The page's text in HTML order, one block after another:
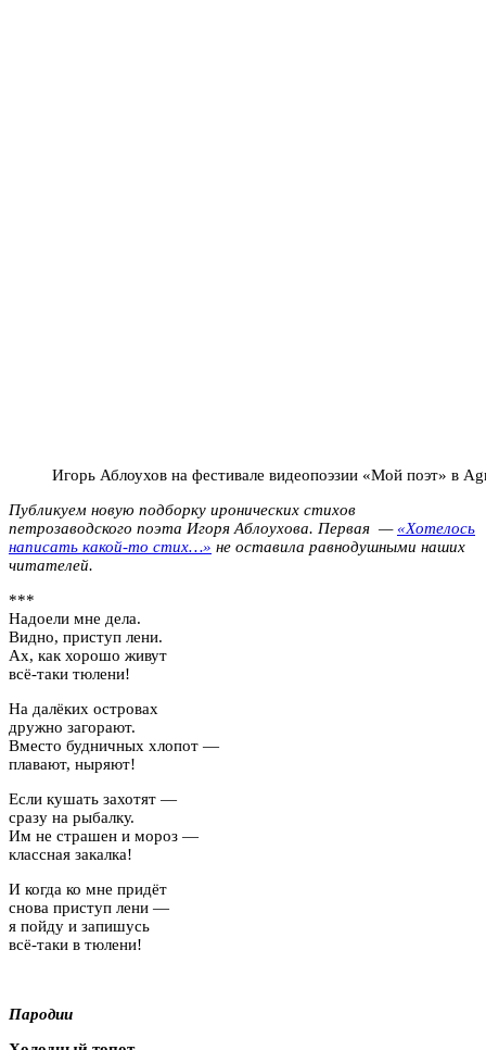
Игорь Аблоухов на фестивале видеопоэзии «Мой поэт» в
Публикуем новую подборку иронических стихов
петрозаводского поэта Игоря Аблоухова. Первая —«Хотелось
написать какой-то стих…» не оставила равнодушными наших
читателей.
***
Надоели мне дела.
Видно, приступ лени.
Ах, как хорошо живут
всё-таки тюлени!
На далёких островах
дружно загорают.
Вместо будничных хлопот —
плавают, ныряют!
Если кушать захотят —
сразу на рыбалку.
Им не страшен и мороз —
классная закалка!
И когда ко мне придёт
снова приступ лени —
я пойду и запишусь
всё-таки в тюлени!
Пародии